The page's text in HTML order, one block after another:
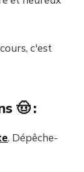
c'est
🤠 :
. Dépêche-